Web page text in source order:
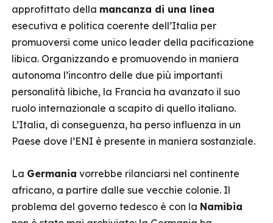
approfittato della mancanza di una linea
esecutiva e politica coerente dell’Italia per
promuoversi come unico leader della pacificazione
libica. Organizzando e promuovendo in maniera
autonoma l’incontro delle due più importanti
personalità libiche, la Francia ha avanzato il suo
ruolo internazionale a scapito di quello italiano.
L’Italia, di conseguenza, ha perso influenza in un
Paese dove l’ENI è presente in maniera sostanziale.
La Germania vorrebbe rilanciarsi nel continente
africano, a partire dalle sue vecchie colonie. Il
problema del governo tedesco è con la Namibia